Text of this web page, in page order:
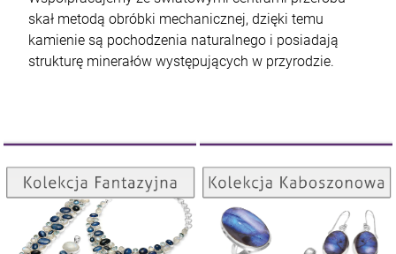
skał metodą obróbki mechanicznej, dzięki temu
kamienie są pochodzenia naturalnego i posiadają
strukturę minerałów występujących w przyrodzie.
Kolekcja Fantazyjna
ZOBACZ
Kolekcja Kaboszonowa
ZOBACZ